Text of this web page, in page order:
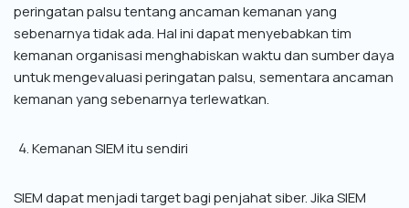
peringatan palsu tentang ancaman kemanan yang
sebenarnya tidak ada. Hal ini dapat menyebabkan tim
kemanan organisasi menghabiskan waktu dan sumber daya
untuk mengevaluasi peringatan palsu, sementara ancaman
kemanan yang sebenarnya terlewatkan.
Kemanan SIEM itu sendiri
SIEM dapat menjadi target bagi penjahat siber. Jika SIEM